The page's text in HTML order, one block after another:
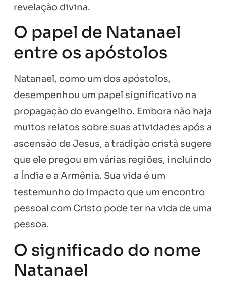
revelação divina.
O papel de Natanael
entre os apóstolos
Natanael, como um dos apóstolos,
desempenhou um papel significativo na
propagação do evangelho. Embora não haja
muitos relatos sobre suas atividades após a
ascensão de Jesus, a tradição cristã sugere
que ele pregou em várias regiões, incluindo
a Índia e a Armênia. Sua vida é um
testemunho do impacto que um encontro
pessoal com Cristo pode ter na vida de uma
pessoa.
O significado do nome
Natanael